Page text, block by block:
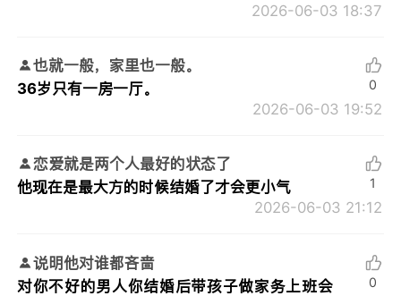
2026-06-03 18:37
也就一般，家里也一般。
36岁只有一房一厅。
2026-06-03 19:52
0
恋爱就是两个人最好的状态了
他现在是最大方的时候结婚了才会更小气
2026-06-03 21:12
1
说明他对谁都吝啬
对你不好的男人你结婚后带孩子做家务上班会
0